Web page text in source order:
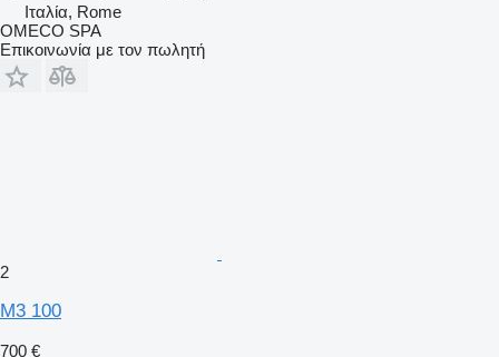
Ιταλία, Rome
OMECO SPA
Επικοινωνία με τον πωλητή
2
M3 100
700 €